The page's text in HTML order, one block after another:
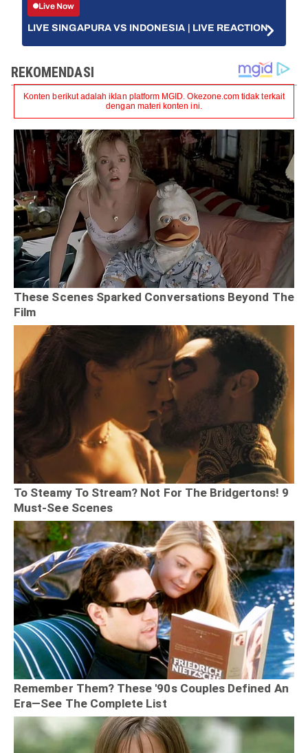
Live Now
LIVE SINGAPURA VS INDONESIA | LIVE REACTION